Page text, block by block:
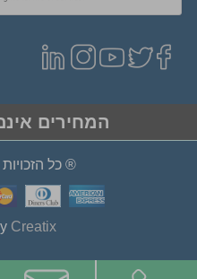
המחירים
® כל הזכויות
Creatix